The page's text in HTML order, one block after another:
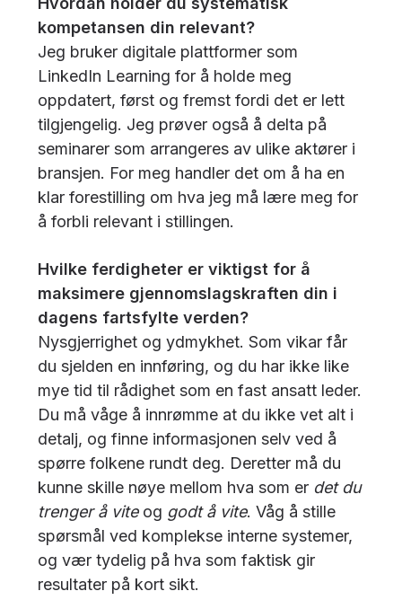
kompetansen din relevant?
Jeg bruker digitale plattformer som
LinkedIn Learning for å holde meg
oppdatert, først og fremst fordi det er lett
tilgjengelig. Jeg prøver også å delta på
seminarer som arrangeres av ulike aktører i
bransjen. For meg handler det om å ha en
klar forestilling om hva jeg må lære meg for
å forbli relevant i stillingen.
Hvilke ferdigheter er viktigst for å
maksimere gjennomslagskraften din i
dagens fartsfylte verden?
Nysgjerrighet og ydmykhet. Som vikar får
du sjelden en innføring, og du har ikke like
mye tid til rådighet som en fast ansatt leder.
Du må våge å innrømme at du ikke vet alt i
detalj, og finne informasjonen selv ved å
spørre folkene rundt deg. Deretter må du
kunne skille nøye mellom hva som er det du
trenger å viteog godt å vite. Våg å stille
spørsmål ved komplekse interne systemer,
og vær tydelig på hva som faktisk gir
resultater på kort sikt.